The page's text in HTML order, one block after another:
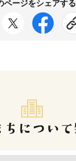
ページをシェアする